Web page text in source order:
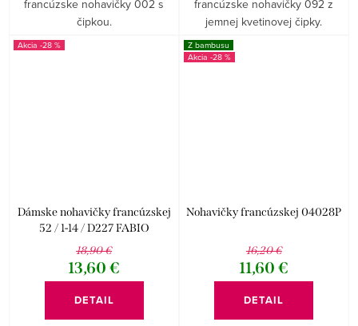
francúzske nohavičky 002 s
čipkou.
francúzske nohavičky 092 z
jemnej kvetinovej čipky.
-28 %
Dámske nohavičky francúzskej
52 / 1-14 / D227 FABIO
18,90 €
13,60 €
DETAIL
Z bambusu
-28 %
Nohavičky francúzskej 04028P
16,20 €
11,60 €
DETAIL